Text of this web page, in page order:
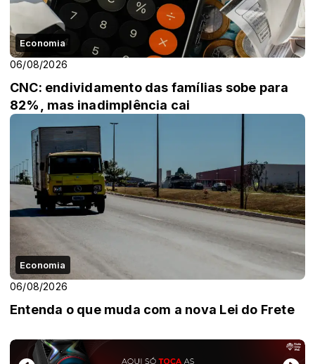
Economia
06/08/2026
CNC: endividamento das famílias sobe para
82%, mas inadimplência cai
Economia
06/08/2026
Entenda o que muda com a nova Lei do Frete